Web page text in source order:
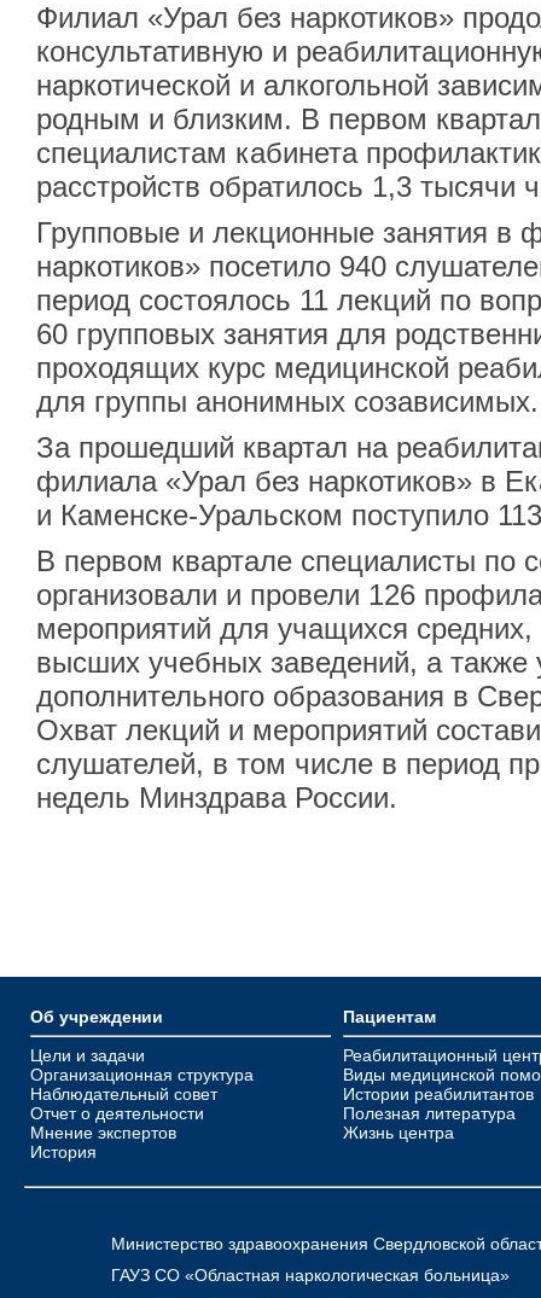
Филиал «Урал без наркотиков»
консультативную и
наркотической и алкогольной
родным и близким. В первом
специалистам кабинета
расстройств обратилось 1,3 тысячи
Групповые и лекционные занятия в
наркотиков» посетило 940
период состоялось 11 лекций по
60 групповых занятия для
проходящих курс медицинской
для группы анонимных созависимых.
За прошедший квартал на
филиала «Урал без наркотиков» в
и Каменске-Уральском поступило
В первом квартале специалисты по
организовали и провели 126
мероприятий для учащихся
высших учебных заведений, а также
дополнительного образования в
Охват лекций и мероприятий
слушателей, в том числе в период
недель Минздрава России.
Об учреждении
Цели и задачи
Организационная структура
Наблюдательный совет
Отчет о деятельности
Мнение экспертов
История
Пациентам
Реабилитационный
Виды медицинской
Истории реабилитантов
Полезная литература
Жизнь центра
Министерство здравоохранения Свердловской
ГАУЗ СО «Областная наркологическая больница»